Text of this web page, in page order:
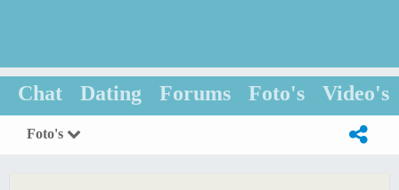
Chat Dating Forums Foto's Video's
Foto's